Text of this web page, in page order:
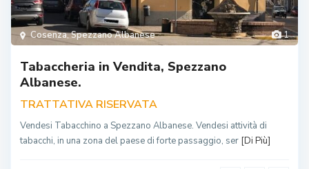
1
Cosenza,Spezzano Albanese
Tabaccheria in Vendita, Spezzano
Albanese.
TRATTATIVA RISERVATA
Vendesi Tabacchino a Spezzano Albanese. Vendesi attività di
tabacchi, in una zona del paese di forte passaggio, ser [Di Più]